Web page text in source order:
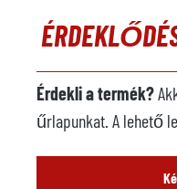
Érdekli a termék?
űrlapunkat. A lehető